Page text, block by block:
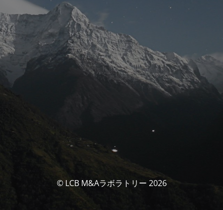
© LCB M&Aラボラトリー 2026